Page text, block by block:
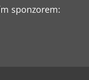
sponzorem: